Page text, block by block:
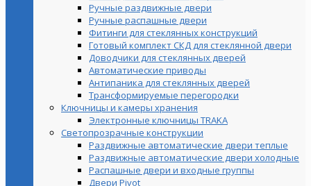
Ручные раздвижные двери
Ручные распашные двери
Фитинги для стеклянных конструкций
Готовый комплект СКД для стеклянной двери
Доводчики для стеклянных дверей
Автоматические приводы
Антипаника для стеклянных дверей
Трансформируемые перегородки
Ключницы и камеры хранения
Электронные ключницы TRAKA
Светопрозрачные конструкции
Раздвижные автоматические двери теплые
Раздвижные автоматические двери холодные
Распашные двери и входные группы
Двери Pivot